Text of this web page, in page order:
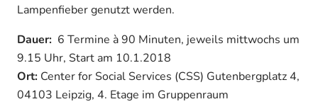
Lampenfieber genutzt werden.
Dauer: 6 Termine à 90 Minuten, jeweils mittwochs um
9.15 Uhr, Start am 10.1.2018
Ort: Center for Social Services (CSS) Gutenbergplatz 4,
04103 Leipzig, 4. Etage im Gruppenraum